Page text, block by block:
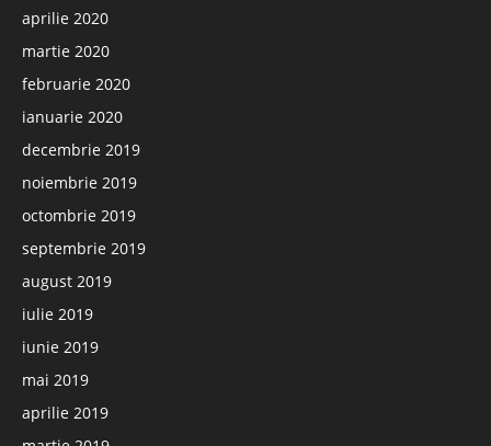
aprilie 2020
martie 2020
februarie 2020
ianuarie 2020
decembrie 2019
noiembrie 2019
octombrie 2019
septembrie 2019
august 2019
iulie 2019
iunie 2019
mai 2019
aprilie 2019